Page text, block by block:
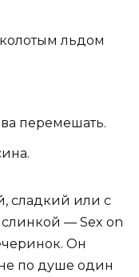
льдом
перемешать.
сладкий или с
— Sex on
Он
по душе один